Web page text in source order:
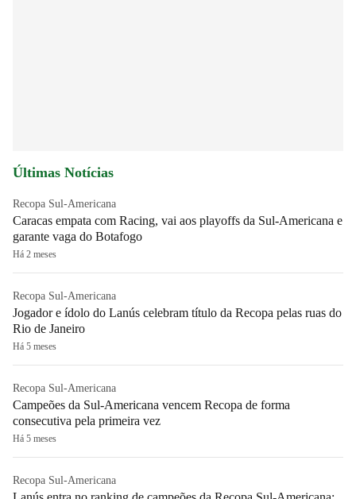
Últimas Notícias
Recopa Sul-Americana
Caracas empata com Racing, vai aos playoffs da Sul-Americana e
garante vaga do Botafogo
Há 2 meses
Recopa Sul-Americana
Jogador e ídolo do Lanús celebram título da Recopa pelas ruas do
Rio de Janeiro
Há 5 meses
Recopa Sul-Americana
Campeões da Sul-Americana vencem Recopa de forma
consecutiva pela primeira vez
Há 5 meses
Recopa Sul-Americana